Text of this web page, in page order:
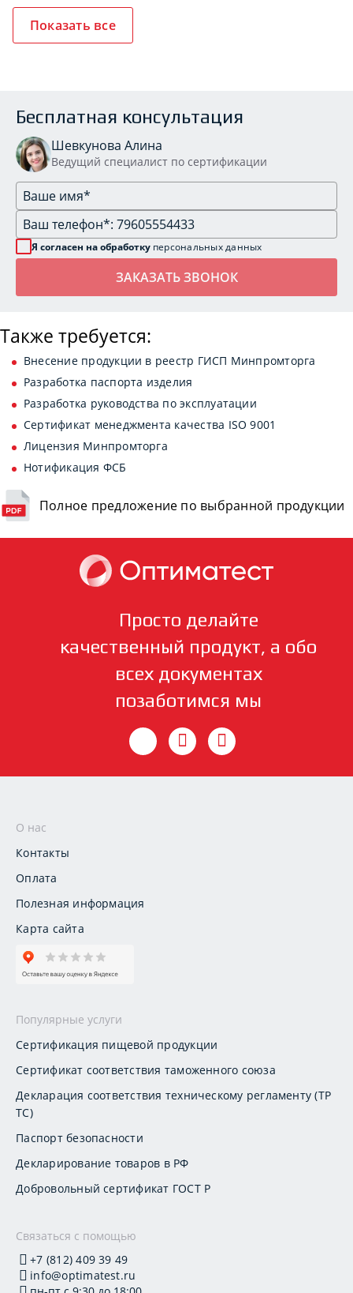
Показать все
Бесплатная консультация
Шевкунова Алина
Ведущий специалист по сертификации
Я согласен на обработку персональных данных
Также требуется:
Внесение продукции в реестр ГИСП Минпромторга
Разработка паспорта изделия
Разработка руководства по эксплуатации
Сертификат менеджмента качества ISO 9001
Лицензия Минпромторга
Нотификация ФСБ
Полное предложение по выбранной продукции
Просто делайте
качественный продукт, а обо
всех документах
позаботимся мы
О нас
Контакты
Оплата
Полезная информация
Карта сайта
Популярные услуги
Сертификация пищевой продукции
Сертификат соответствия таможенного союза
Декларация соответствия техническому регламенту (ТР
ТС)
Паспорт безопасности
Декларирование товаров в РФ
Добровольный сертификат ГОСТ Р
Связаться с помощью
+7 (812) 409 39 49
info@optimatest.ru